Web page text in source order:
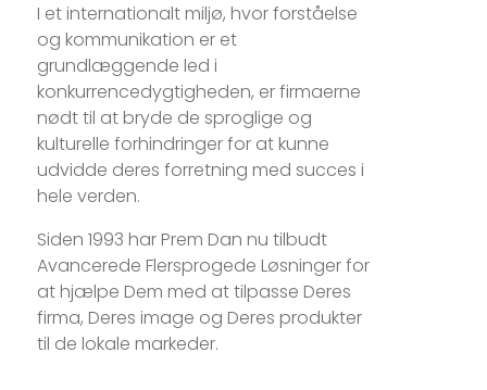
I et internationalt miljø, hvor forståelse
og kommunikation er et
grundlæggende led i
konkurrencedygtigheden, er firmaerne
nødt til at bryde de sproglige og
kulturelle forhindringer for at kunne
udvidde deres forretning med succes i
hele verden.
Siden 1993 har Prem Dan nu tilbudt
Avancerede Flersprogede Løsninger for
at hjælpe Dem med at tilpasse Deres
firma, Deres image og Deres produkter
til de lokale markeder.